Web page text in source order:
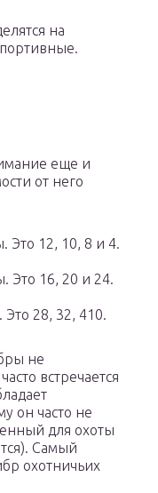
на
еще и
от него
Это 12, 10, 8 и 4.
Это 16, 20 и 24.
28, 32, 410.
не
встречается
он часто не
для охоты
Самый
охотничьих